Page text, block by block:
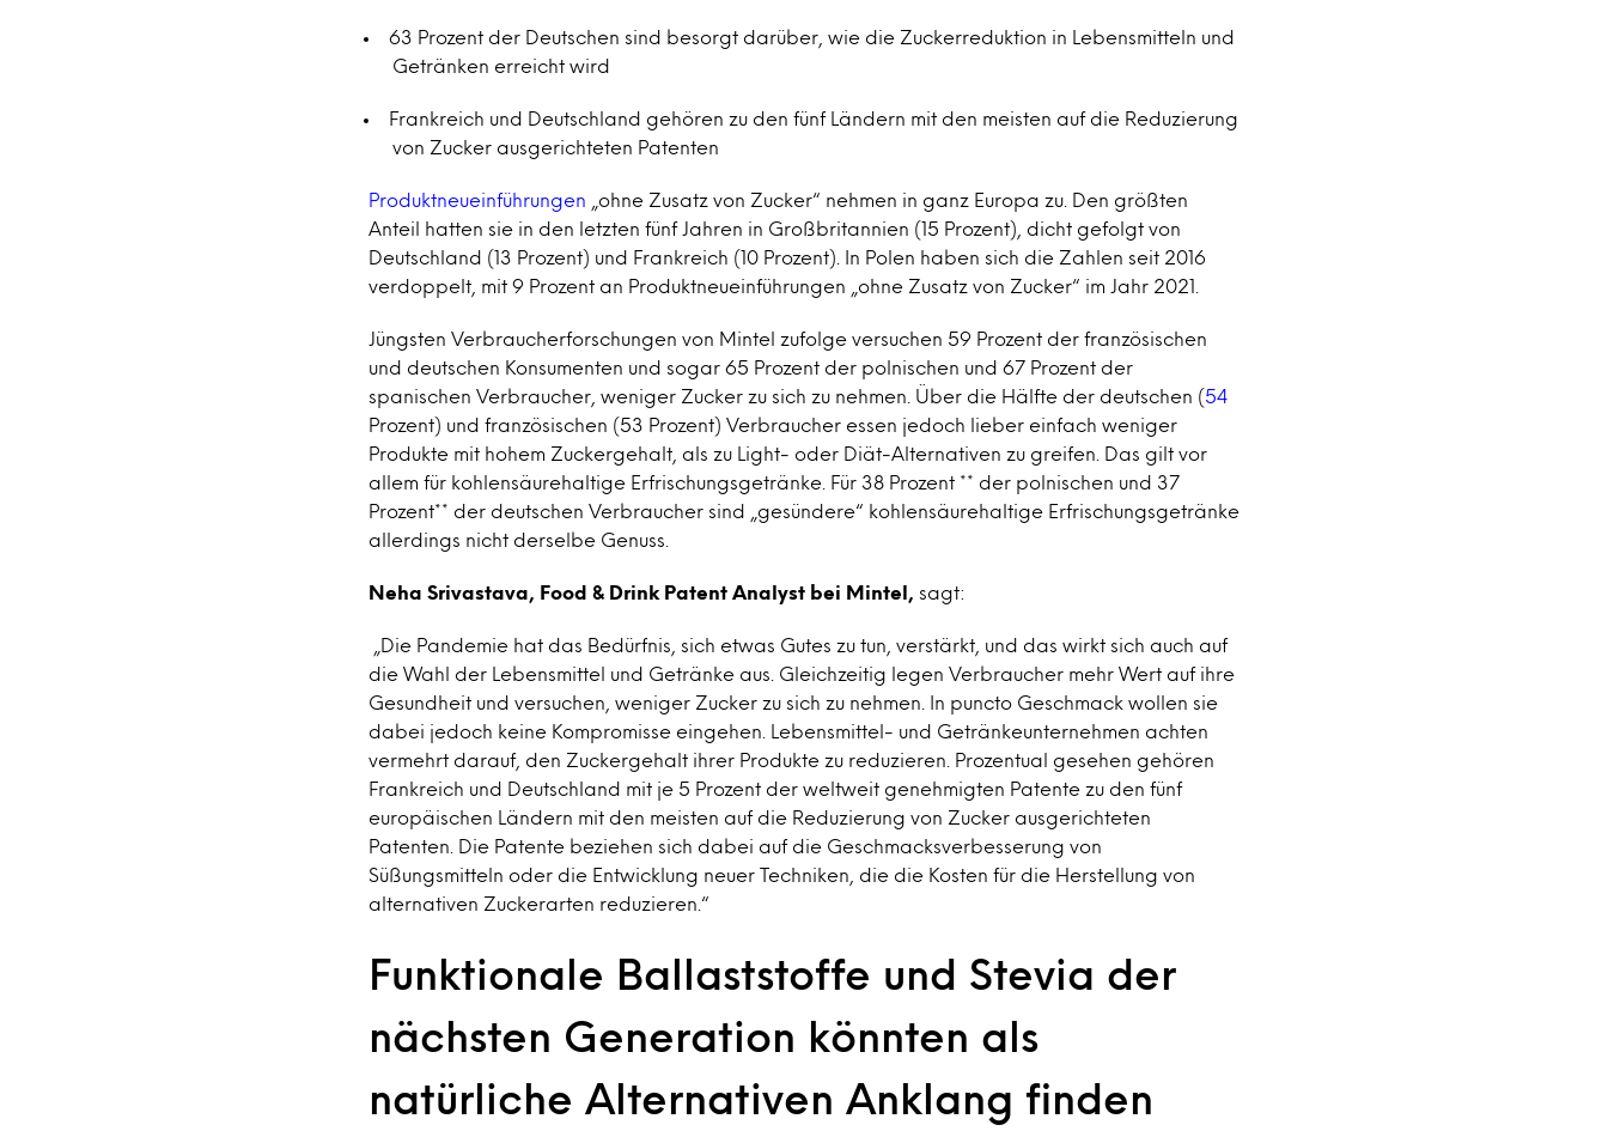
63 Prozent der Deutschen sind besorgt darüber, wie die Zuckerreduktion in Lebensmitteln und
Getränken erreicht wird
Frankreich und Deutschland gehören zu den fünf Ländern mit den meisten auf die Reduzierung
von Zucker ausgerichteten Patenten
Produktneueinführungen „ohne Zusatz von Zucker“ nehmen in ganz Europa zu. Den größten
Anteil hatten sie in den letzten fünf Jahren in Großbritannien (15 Prozent), dicht gefolgt von
Deutschland (13 Prozent) und Frankreich (10 Prozent). In Polen haben sich die Zahlen seit 2016
verdoppelt, mit 9 Prozent an Produktneueinführungen „ohne Zusatz von Zucker“ im Jahr 2021.
Jüngsten Verbraucherforschungen von Mintel zufolge versuchen 59 Prozent der französischen
und deutschen Konsumenten und sogar 65 Prozent der polnischen und 67 Prozent der
spanischen Verbraucher, weniger Zucker zu sich zu nehmen. Über die Hälfte der deutschen (54
Prozent) und französischen (53 Prozent) Verbraucher essen jedoch lieber einfach weniger
Produkte mit hohem Zuckergehalt, als zu Light- oder Diät-Alternativen zu greifen. Das gilt vor
allem für kohlensäurehaltige Erfrischungsgetränke. Für 38 Prozent ** der polnischen und 37
Prozent** der deutschen Verbraucher sind „gesündere“ kohlensäurehaltige Erfrischungsgetränke
allerdings nicht derselbe Genuss.
Neha Srivastava, Food & Drink Patent Analyst bei Mintel, sagt:
„Die Pandemie hat das Bedürfnis, sich etwas Gutes zu tun, verstärkt, und das wirkt sich auch auf
die Wahl der Lebensmittel und Getränke aus. Gleichzeitig legen Verbraucher mehr Wert auf ihre
Gesundheit und versuchen, weniger Zucker zu sich zu nehmen. In puncto Geschmack wollen sie
dabei jedoch keine Kompromisse eingehen. Lebensmittel- und Getränkeunternehmen achten
vermehrt darauf, den Zuckergehalt ihrer Produkte zu reduzieren. Prozentual gesehen gehören
Frankreich und Deutschland mit je 5 Prozent der weltweit genehmigten Patente zu den fünf
europäischen Ländern mit den meisten auf die Reduzierung von Zucker ausgerichteten
Patenten. Die Patente beziehen sich dabei auf die Geschmacksverbesserung von
Süßungsmitteln oder die Entwicklung neuer Techniken, die die Kosten für die Herstellung von
alternativen Zuckerarten reduzieren.“
Funktionale Ballaststoffe und Stevia der
nächsten Generation könnten als
natürliche Alternativen Anklang finden